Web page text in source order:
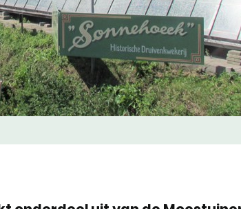
Toegankelijkheid
Privacyverklaring